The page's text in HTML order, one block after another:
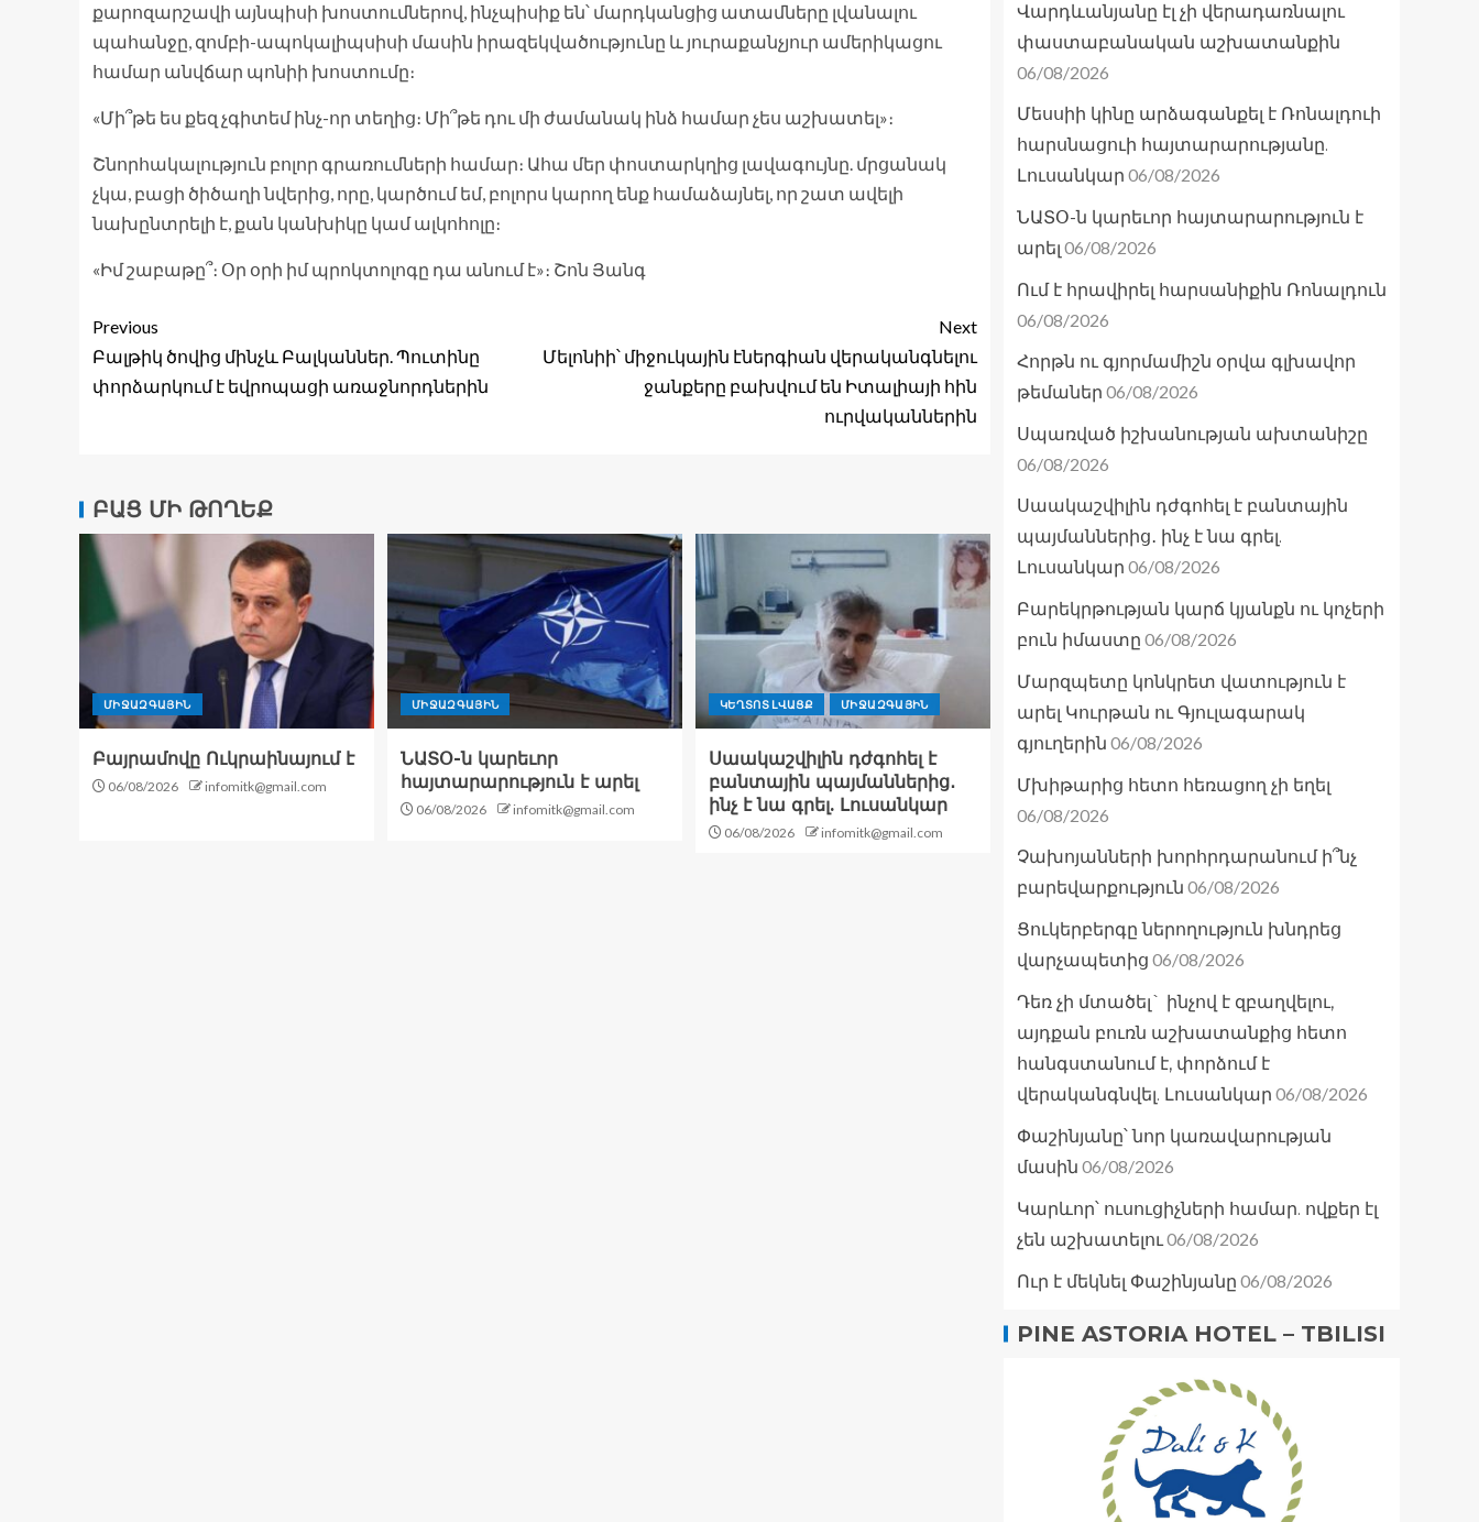
քարոզարշավի այնպիսի խոստումներով, ինչպիսիք են՝ մարդկանցից ատամները լվանալու
պահանջը, զոմբի-ապոկալիպսիսի մասին իրազեկվածությունը և յուրաքանչյուր ամերիկացու
համար անվճար պոնիի խոստումը։
«Մի՞թե ես քեզ չգիտեմ ինչ-որ տեղից։ Մի՞թե դու մի ժամանակ ինձ համար չես աշխատել»։
Շնորհակալություն բոլոր գրառումների համար։ Ահա մեր փոստարկղից լավագույնը. մրցանակ
չկա, բացի ծիծաղի նվերից, որը, կարծում եմ, բոլորս կարող ենք համաձայնել, որ շատ ավելի
նախընտրելի է, քան կանխիկը կամ ալկոհոլը։
«Իմ շաբաթը՞։ Օր օրի իմ պրոկտոլոգը դա անում է»։ Շոն Յանգ
Previous
Բալթիկ ծովից մինչև Բալկաններ. Պուտինը
փորձարկում է եվրոպացի առաջնորդներին
Next
Մելոնիի՝ միջուկային էներգիան վերականգնելու
ջանքերը բախվում են Իտալիայի հին
ուրվականներին
ԲԱՑ ՄԻ ԹՈՂԵՔ
ՄԻՋԱԶԳԱՅԻՆ
Բայրամովը Ուկրաինայում է
06/08/2026 infomitk@gmail.com
ՄԻՋԱԶԳԱՅԻՆ
ՆԱՏՕ-ն կարեւոր
հայտարարություն է արել
06/08/2026 infomitk@gmail.com
ԿԵՂՏՈՏ ԼՎԱՑՔ ՄԻՋԱԶԳԱՅԻՆ
Սաակաշվիլին դժգոհել է
բանտային պայմաններից․
ինչ է նա գրել. Լուսանկար
06/08/2026 infomitk@gmail.com
Վարդևանյանը էլ չի վերադառնալու
փաստաբանական աշխատանքին
06/08/2026
Մեսսիի կինը արձագանքել է Ռոնալդուի
հարսնացուի հայտարարությանը.
Լուսանկար 06/08/2026
ՆԱՏՕ-ն կարեւոր հայտարարություն է
արել 06/08/2026
Ում է հրավիրել հարսանիքին Ռոնալդուն
06/08/2026
Հորթն ու գյորմամիշն օրվա գլխավոր
թեմաներ 06/08/2026
Սպառված իշխանության ախտանիշը
06/08/2026
Սաակաշվիլին դժգոհել է բանտային
պայմաններից․ ինչ է նա գրել.
Լուսանկար 06/08/2026
Բարեկրթության կարճ կյանքն ու կոչերի
բուն իմաստը 06/08/2026
Մարզպետը կոնկրետ վատություն է
արել Կուրթան ու Գյուլագարակ
գյուղերին 06/08/2026
Մխիթարից հետո հեռացող չի եղել
06/08/2026
Չախոյանների խորհրդարանում ի՞նչ
բարեվարքություն 06/08/2026
Ցուկերբերգը ներողություն խնդրեց
վարչապետից 06/08/2026
Դեռ չի մտածել` ինչով է զբաղվելու,
այդքան բուռն աշխատանքից հետո
հանգստանում է, փորձում է
վերականգնվել. Լուսանկար 06/08/2026
Փաշինյանը՝ նոր կառավարության
մասին 06/08/2026
Կարևոր՝ ուսուցիչների համար. ովքեր էլ
չեն աշխատելու06/08/2026
Ուր է մեկնել Փաշինյանը 06/08/2026
PINE ASTORIA HOTEL – TBILISI